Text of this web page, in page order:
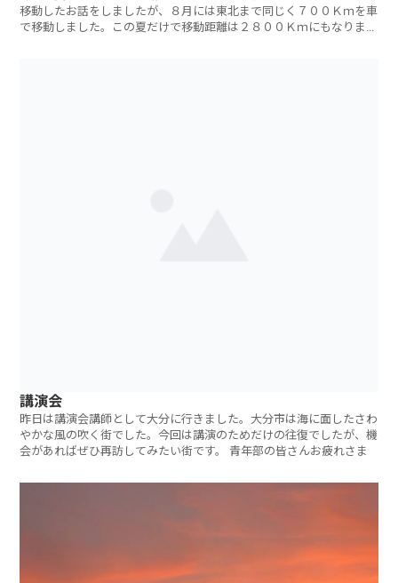
移動したお話をしましたが、８月には東北まで同じく７００Ｋｍを車
で移動しました。この夏だけで移動距離は２８００Ｋｍにもなりま
講演会
昨日は講演会講師として大分に行きました。大分市は海に面したさわ
やかな風の吹く街でした。今回は講演のためだけの往復でしたが、機
会があればぜひ再訪してみたい街です。 青年部の皆さんお疲れさま